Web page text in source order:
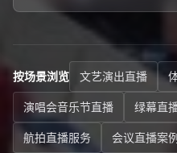
按场景浏览 文艺演出直播
演唱会音乐节直播
绿幕直
航拍直播服务
会议直播案